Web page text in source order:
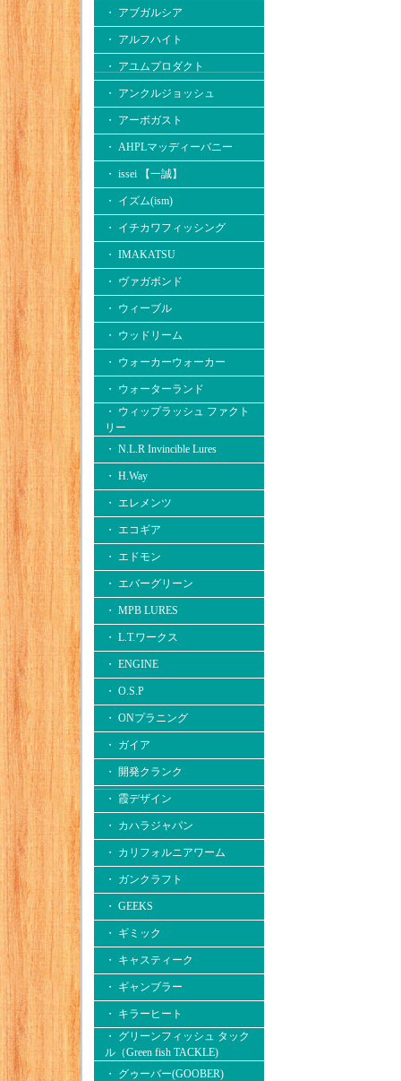
・ アブガルシア
・ アルフハイト
・ アユムプロダクト
・ アンクルジョッシュ
・ アーボガスト
・ AHPLマッディーバニー
・ issei 【一誠】
・ イズム(ism)
・ イチカワフィッシング
・ IMAKATSU
・ ヴァガボンド
・ ウィーブル
・ ウッドリーム
・ ウォーカーウォーカー
・ ウォーターランド
・ ウィップラッシュ ファクト
リー
・ N.L.R Invincible Lures
・ H.Way
・ エレメンツ
・ エコギア
・ エドモン
・ エバーグリーン
・ MPB LURES
・ L.T.ワークス
・ ENGINE
・ O.S.P
・ ONプラニング
・ ガイア
・ 開発クランク
・ 霞デザイン
・ カハラジャパン
・ カリフォルニアワーム
・ ガンクラフト
・ GEEKS
・ ギミック
・ キャスティーク
・ ギャンブラー
・ キラーヒート
・ グリーンフィッシュ タック
ル（Green fish TACKLE)
・ グゥーバー(GOOBER)